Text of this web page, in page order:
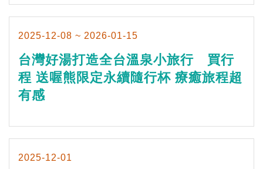
2025-12-08 ~ 2026-01-15
台灣好湯打造全台溫泉小旅行 買行
程 送喔熊限定永續隨行杯 療癒旅程超
有感
2025-12-01